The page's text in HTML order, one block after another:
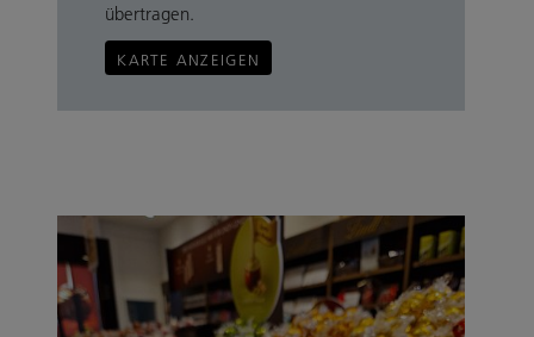
übertragen.
KARTE ANZEIGEN